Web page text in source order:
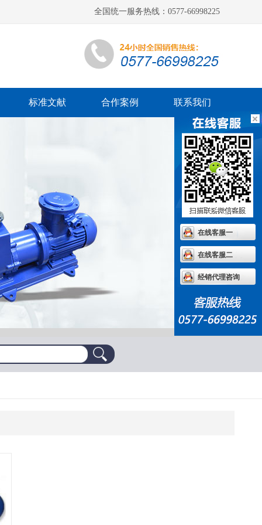
全国统一服务热线：0577-66998225
标准文献 合作案例 联系我们
在线客服一
在线客服二
经销代理咨询